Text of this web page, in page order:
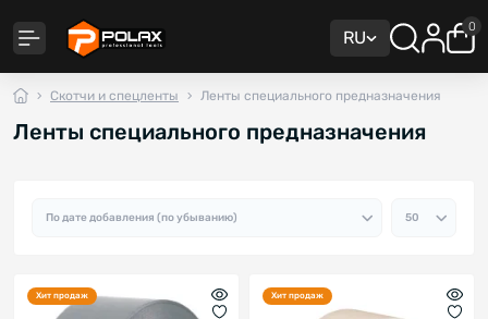
RU
0
Скотчи и спецленты Ленты специального предназначения
Ленты специального предназначения
Хит продаж Хит продаж